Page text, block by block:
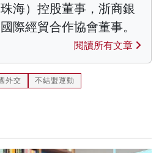
海）控股董事，浙商銀
際經貿合作協會董事。
閱讀所有文章
外交 不結盟運動